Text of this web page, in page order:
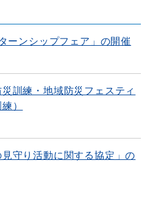
ーンシップフェア」の開催
訓練・地域防災フェスティ
）
見守り活動に関する協定」の